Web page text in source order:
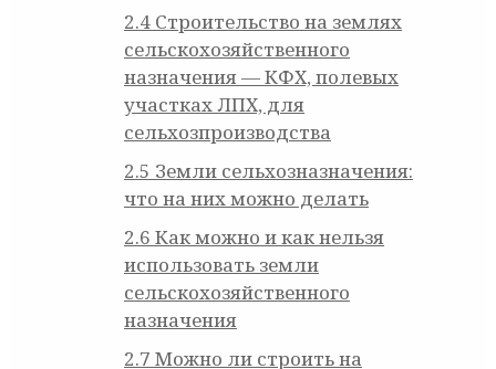
2.4 Строительство на землях
сельскохозяйственного
назначения — КФХ, полевых
участках ЛПХ, для
сельхозпроизводства
2.5 Земли сельхозназначения:
что на них можно делать
2.6 Как можно и как нельзя
использовать земли
сельскохозяйственного
назначения
2.7 Можно ли строить на